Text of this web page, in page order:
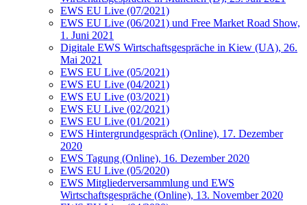
EWS EU Live (07/2021)
EWS EU Live (06/2021) und Free Market Road Show,
1. Juni 2021
Digitale EWS Wirtschaftsgespräche in Kiew (UA), 26.
Mai 2021
EWS EU Live (05/2021)
EWS EU Live (04/2021)
EWS EU Live (03/2021)
EWS EU Live (02/2021)
EWS EU Live (01/2021)
EWS Hintergrundgespräch (Online), 17. Dezember
2020
EWS Tagung (Online), 16. Dezember 2020
EWS EU Live (05/2020)
EWS Mitgliederversammlung und EWS
Wirtschaftsgespräche (Online), 13. November 2020